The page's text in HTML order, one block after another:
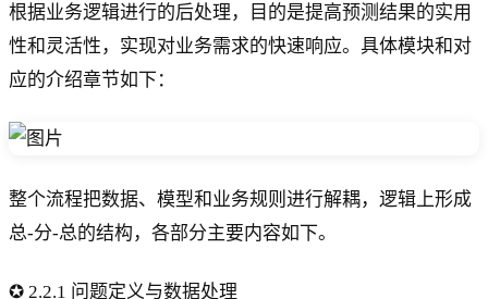
根据业务逻辑进行的后处理，目的是提高预测结果的实用
性和灵活性，实现对业务需求的快速响应。具体模块和对
应的介绍章节如下：
整个流程把数据、模型和业务规则进行解耦，逻辑上形成
总-分-总的结构，各部分主要内容如下。
✪ 2.2.1 问题定义与数据处理